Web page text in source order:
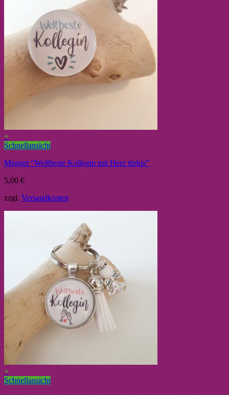
+
Schnellansicht
Magnet “Weltbeste Kollegin mit Herz türkis”
5,00 €
zzgl. Versandkosten
+
Schnellansicht